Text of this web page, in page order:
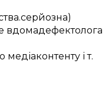
.серйозна)
вдомадефектолога
медіаконтенту і т.